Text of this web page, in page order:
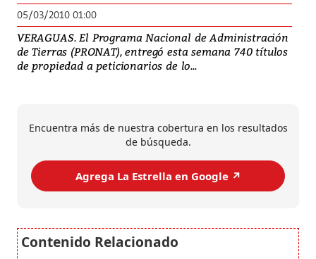
05/03/2010 01:00
VERAGUAS. El Programa Nacional de Administración
de Tierras (PRONAT), entregó esta semana 740 títulos
de propiedad a peticionarios de lo...
Encuentra más de nuestra cobertura en los resultados
de búsqueda.
Agrega La Estrella en Google ↗️